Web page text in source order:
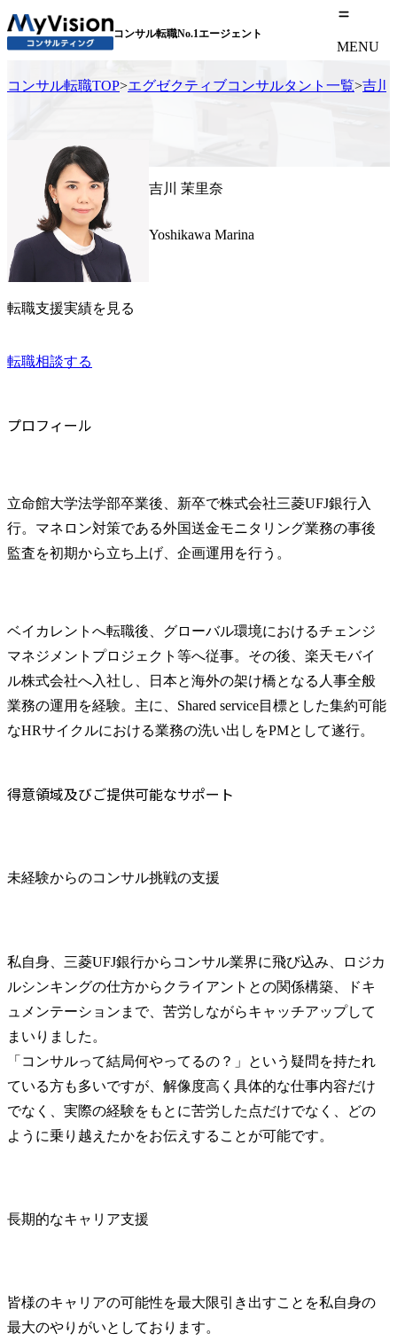
コンサル転職No.1エージェント
MENU
コンサル転職TOP>エグゼクティブコンサルタント一覧>吉川
吉川 茉里奈
Yoshikawa Marina
プロフィール
立命館大学法学部卒業後、新卒で株式会社三菱UFJ銀行入
行。マネロン対策である外国送金モニタリング業務の事後
監査を初期から立ち上げ、企画運用を行う。
ベイカレントへ転職後、グローバル環境におけるチェンジ
マネジメントプロジェクト等へ従事。その後、楽天モバイ
ル株式会社へ入社し、日本と海外の架け橋となる人事全般
業務の運用を経験。主に、Shared service目標とした集約可能
なHRサイクルにおける業務の洗い出しをPMとして遂行。
転職支援実績を見る
転職相談する
得意領域及びご提供可能なサポート
未経験からのコンサル挑戦の支援
私自身、三菱UFJ銀行からコンサル業界に飛び込み、ロジカ
ルシンキングの仕方からクライアントとの関係構築、ドキ
ュメンテーションまで、苦労しながらキャッチアップして
まいりました。
「コンサルって結局何やってるの？」という疑問を持たれ
ている方も多いですが、解像度高く具体的な仕事内容だけ
でなく、実際の経験をもとに苦労した点だけでなく、どの
ように乗り越えたかをお伝えすることが可能です。
長期的なキャリア支援
皆様のキャリアの可能性を最大限引き出すことを私自身の
最大のやりがいとしております。